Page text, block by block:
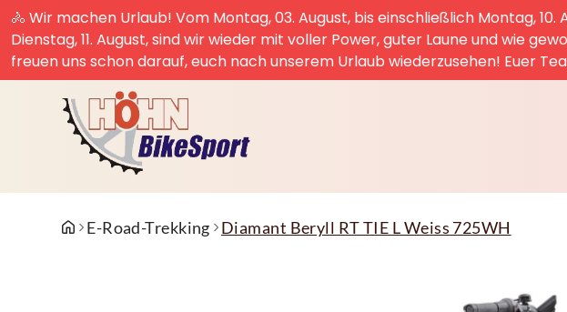
🚴 Wir machen Urlaub! Vom Montag, 03. August, bis einschließlich Montag,
Dienstag, 11. August, sind wir wieder mit voller Power, guter Laune und wie
freuen uns schon darauf, euch nach unserem Urlaub wiederzusehen! Euer
E-Road-Trekking Diamant Beryll RT TIE L Weiss 725WH